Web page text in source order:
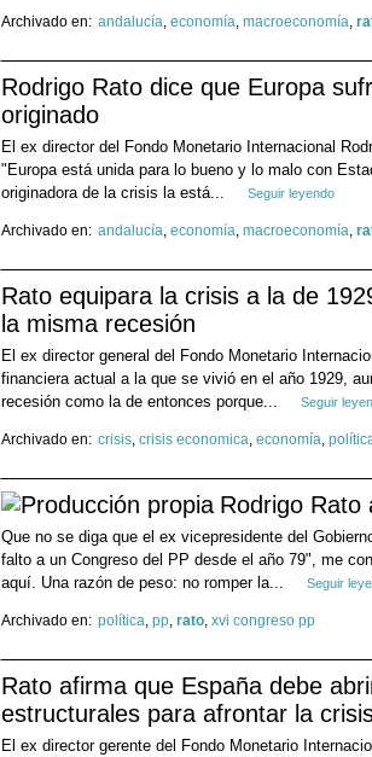
Archivado en: andalucía, economía, macroeconomía,
Rodrigo Rato dice que Europa
originado
El ex director del Fondo Monetario Internacional
"Europa está unida para lo bueno y lo malo con
originadora de la crisis la está...
Seguir leyendo
Archivado en: andalucía, economía, macroeconomía,
Rato equipara la crisis a la de
la misma recesión
El ex director general del Fondo Monetario
financiera actual a la que se vivió en el año 1929,
recesión como la de entonces porque...
Seguir
Archivado en: crisis, crisis economica, economía,
Rodrigo Rato
Que no se diga que el ex vicepresidente del
falto a un Congreso del PP desde el año 79", me
aquí. Una razón de peso: no romper la...
Seguir
Archivado en: política, pp, rato, xvi congreso pp
Rato afirma que España debe
estructurales para afrontar la
El ex director gerente del Fondo Monetario